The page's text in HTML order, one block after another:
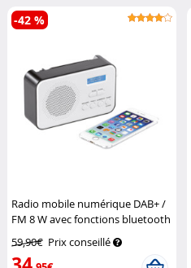
réception...
Radio mobile numérique DAB+ /
FM 8 W avec fonctions bluetooth
5.0 et réveil DOR-215 VR-Radio
59,90€ Prix conseillé
-42 %